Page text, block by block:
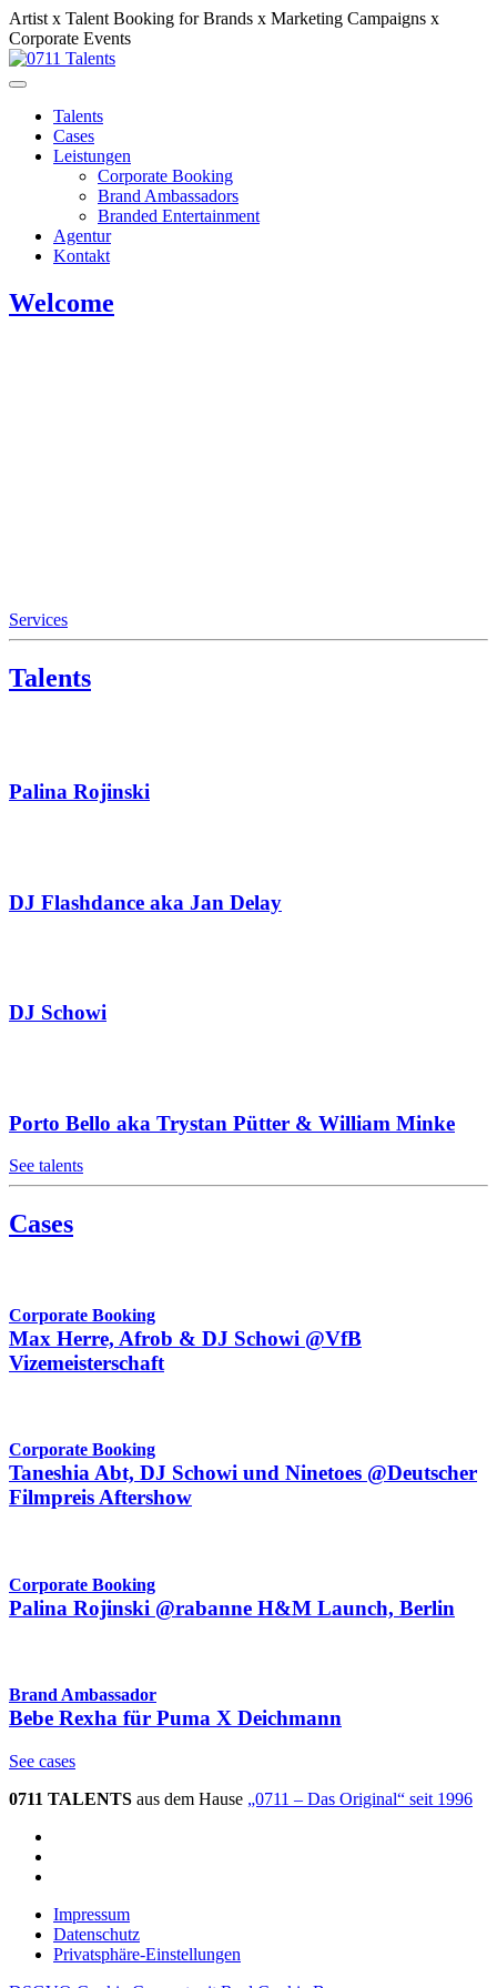
Artist x Talent Booking for Brands x Marketing Campaigns x
Corporate Events
Talents
Cases
Leistungen
Corporate Booking
Brand Ambassadors
Branded Entertainment
Agentur
Kontakt
Welcome
Services
Talents
Palina Rojinski
DJ Flashdance aka Jan Delay
DJ Schowi
Porto Bello aka Trystan Pütter & William Minke
See talents
Cases
Corporate Booking
Max Herre, Afrob & DJ Schowi @VfB
Vizemeisterschaft
Corporate Booking
Taneshia Abt, DJ Schowi und Ninetoes @Deutscher
Filmpreis Aftershow
Corporate Booking
Palina Rojinski @rabanne H&M Launch, Berlin
Brand Ambassador
Bebe Rexha für Puma X Deichmann
See cases
0711 TALENTS aus dem Hause „0711 – Das Original“ seit 1996
Impressum
Datenschutz
Privatsphäre-Einstellungen